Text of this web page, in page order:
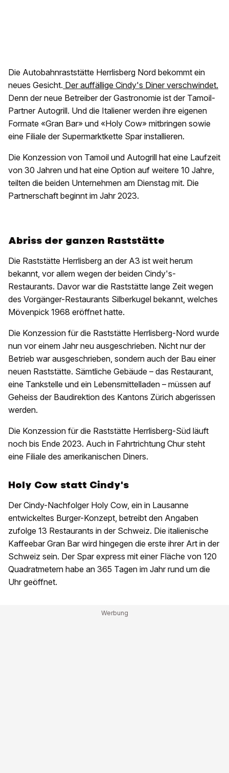
Die Autobahnraststätte Herrlisberg Nord bekommt ein
neues Gesicht. Der auffällige Cindy's Diner verschwindet.
Denn der neue Betreiber der Gastronomie ist der Tamoil-
Partner Autogrill. Und die Italiener werden ihre eigenen
Formate «Gran Bar» und «Holy Cow» mitbringen sowie
eine Filiale der Supermarktkette Spar installieren.
Die Konzession von Tamoil und Autogrill hat eine Laufzeit
von 30 Jahren und hat eine Option auf weitere 10 Jahre,
teilten die beiden Unternehmen am Dienstag mit. Die
Partnerschaft beginnt im Jahr 2023.
Abriss der ganzen Raststätte
Die Raststätte Herrlisberg an der A3 ist weit herum
bekannt, vor allem wegen der beiden Cindy's-
Restaurants. Davor war die Raststätte lange Zeit wegen
des Vorgänger-Restaurants Silberkugel bekannt, welches
Mövenpick 1968 eröffnet hatte.
Die Konzession für die Raststätte Herrlisberg-Nord wurde
nun vor einem Jahr neu ausgeschrieben. Nicht nur der
Betrieb war ausgeschrieben, sondern auch der Bau einer
neuen Raststätte. Sämtliche Gebäude – das Restaurant,
eine Tankstelle und ein Lebensmittelladen – müssen auf
Geheiss der Baudirektion des Kantons Zürich abgerissen
werden.
Die Konzession für die Raststätte Herrlisberg-Süd läuft
noch bis Ende 2023. Auch in Fahrtrichtung Chur steht
eine Filiale des amerikanischen Diners.
Holy Cow statt Cindy's
Der Cindy-Nachfolger Holy Cow, ein in Lausanne
entwickeltes Burger-Konzept, betreibt den Angaben
zufolge 13 Restaurants in der Schweiz. Die italienische
Kaffeebar Gran Bar wird hingegen die erste ihrer Art in der
Schweiz sein. Der Spar express mit einer Fläche von 120
Quadratmetern habe an 365 Tagen im Jahr rund um die
Uhr geöffnet.